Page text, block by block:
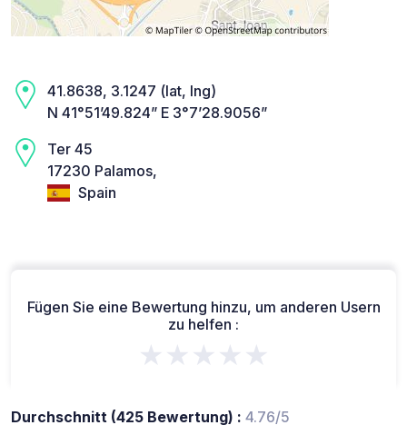
41.8638, 3.1247 (lat, lng)
N 41°51’49.824” E 3°7’28.9056”
Ter 45
17230 Palamos,
Spain
Fügen Sie eine Bewertung hinzu, um anderen Usern
zu helfen :
★★★★★
Durchschnitt (425 Bewertung) : 4.76/5